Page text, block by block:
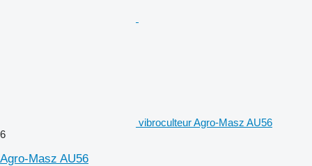
vibroculteur Agro-Masz AU56
6
Agro-Masz AU56